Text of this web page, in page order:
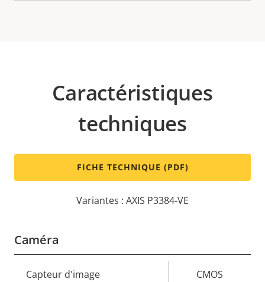
Caractéristiques
techniques
FICHE TECHNIQUE (PDF)
Variantes : AXIS P3384-VE
Caméra
Description
Capteur d'image CMOS